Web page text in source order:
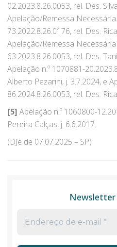
02.2023.8.26.0053, rel. Des.
Apelação/Remessa Necessária
73.2022.8.26.0176, rel. Des.
Apelação/Remessa Necessária
63.2023.8.26.0053, rel. Des.
Apelação n.º 1070881-
Alberto Pezarini, j. 3.7.2024, e
86.2024.8.26.0053, rel. Des.
[5] Apelação n.º 1060800-
Pereira Calças, j. 6.6.2017.
(DJe de 07.07.2025 – SP)
Newsletter